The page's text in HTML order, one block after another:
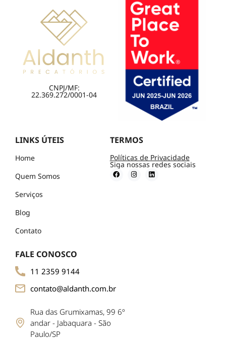
CNPJ/MF:
22.369.272/0001-04
LINKS ÚTEIS
Home
Quem Somos
Serviços
Blog
Contato
TERMOS
Políticas de Privacidade
Siga nossas redes sociais
FALE CONOSCO
11 2359 9144
contato@aldanth.com.br
Rua das Grumixamas, 99 6º
andar - Jabaquara - São
Paulo/SP